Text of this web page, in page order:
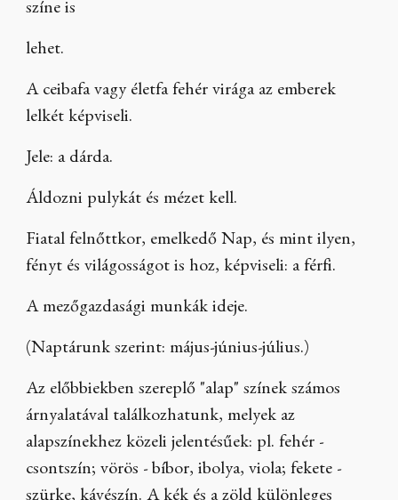
színe is
lehet.
A ceibafa vagy életfa fehér virága az emberek
lelkét képviseli.
Jele: a dárda.
Áldozni pulykát és mézet kell.
Fiatal felnőttkor, emelkedő Nap, és mint ilyen,
fényt és világosságot is hoz, képviseli: a férfi.
A mezőgazdasági munkák ideje.
(Naptárunk szerint: május-június-július.)
Az előbbiekben szereplő "alap" színek számos
árnyalatával találkozhatunk, melyek az
alapszínekhez közeli jelentésűek: pl. fehér -
csontszín; vörös - bíbor, ibolya, viola; fekete -